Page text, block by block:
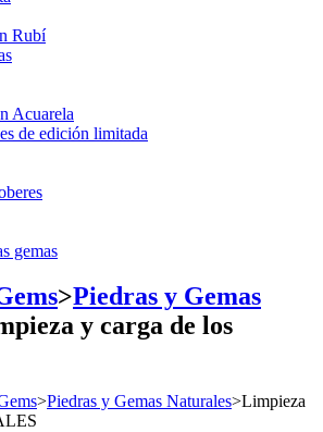
Rubí
Acuarela
de edición limitada
gemas
>Piedras y Gemas
y carga de los
>Piedras y Gemas Naturales>Limpieza